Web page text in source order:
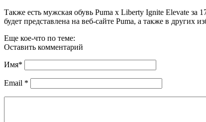
Также есть мужская обувь Puma x Liberty Ignite Elevate за
будет представлена на веб-сайте Puma, а также в других
Еще кое-что по теме:
Оставить комментарий
Имя*
Email *